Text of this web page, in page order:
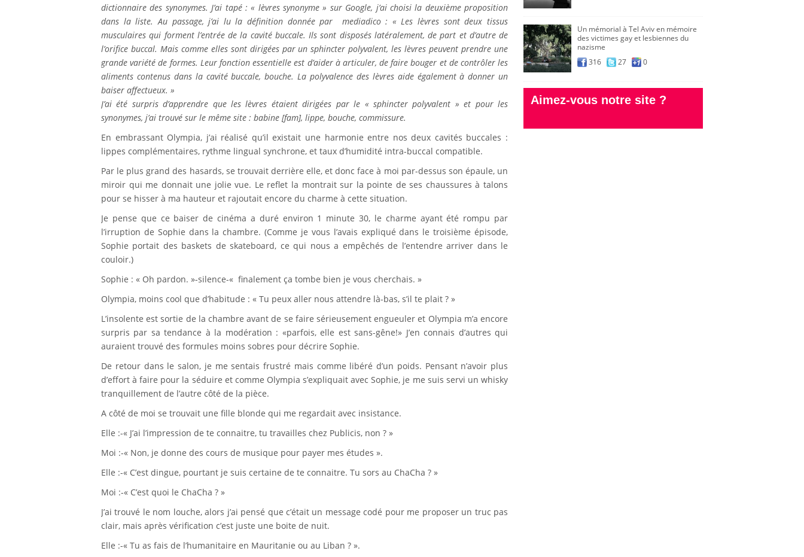
dictionnaire des synonymes. J’ai tapé : « lèvres synonyme » sur Google, j’ai choisi la deuxième proposition
dans la liste. Au passage, j’ai lu la définition donnée par mediadico : « Les lèvres sont deux tissus
musculaires qui forment l’entrée de la cavité buccale. Ils sont disposés latéralement, de part et d’autre de
l’orifice buccal. Mais comme elles sont dirigées par un sphincter polyvalent, les lèvres peuvent prendre une
grande variété de formes. Leur fonction essentielle est d’aider à articuler, de faire bouger et de contrôler les
aliments contenus dans la cavité buccale, bouche. La polyvalence des lèvres aide également à donner un
baiser affectueux. »
J’ai été surpris d’apprendre que les lèvres étaient dirigées par le « sphincter polyvalent » et pour les
synonymes, j’ai trouvé sur le même site : babine [fam], lippe, bouche, commissure.
En embrassant Olympia, j’ai réalisé qu’il existait une harmonie entre nos deux cavités buccales :
lippes complémentaires, rythme lingual synchrone, et taux d’humidité intra-buccal compatible.
Par le plus grand des hasards, se trouvait derrière elle, et donc face à moi par-dessus son épaule, un
miroir qui me donnait une jolie vue. Le reflet la montrait sur la pointe de ses chaussures à talons
pour se hisser à ma hauteur et rajoutait encore du charme à cette situation.
Je pense que ce baiser de cinéma a duré environ 1 minute 30, le charme ayant été rompu par
l’irruption de Sophie dans la chambre. (Comme je vous l’avais expliqué dans le troisième épisode,
Sophie portait des baskets de skateboard, ce qui nous a empêchés de l’entendre arriver dans le
couloir.)
Sophie : « Oh pardon. »-silence-« finalement ça tombe bien je vous cherchais. »
Olympia, moins cool que d’habitude : « Tu peux aller nous attendre là-bas, s’il te plait ? »
L’insolente est sortie de la chambre avant de se faire sérieusement engueuler et Olympia m’a encore
surpris par sa tendance à la modération : «parfois, elle est sans-gêne!» J’en connais d’autres qui
auraient trouvé des formules moins sobres pour décrire Sophie.
De retour dans le salon, je me sentais frustré mais comme libéré d’un poids. Pensant n’avoir plus
d’effort à faire pour la séduire et comme Olympia s’expliquait avec Sophie, je me suis servi un whisky
tranquillement de l’autre côté de la pièce.
A côté de moi se trouvait une fille blonde qui me regardait avec insistance.
Elle :-« J’ai l’impression de te connaitre, tu travailles chez Publicis, non ? »
Moi :-« Non, je donne des cours de musique pour payer mes études ».
Elle :-« C’est dingue, pourtant je suis certaine de te connaitre. Tu sors au ChaCha ? »
Moi :-« C’est quoi le ChaCha ? »
J’ai trouvé le nom louche, alors j’ai pensé que c’était un message codé pour me proposer un truc pas
clair, mais après vérification c’est juste une boite de nuit.
Elle :-« Tu as fais de l’humanitaire en Mauritanie ou au Liban ? ».
Un mémorial à Tel Aviv en mémoire
des victimes gay et lesbiennes du
nazisme
316
27 0
Aimez-vous notre site ?